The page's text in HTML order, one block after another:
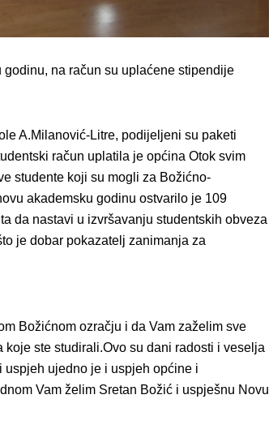
na račun su uplaćene stipendije
A.Milanović-Litre, podijeljeni su paketi
račun uplatila je općina Otok svim
studente koji su mogli za Božićno-
akademsku godinu ostvarilo je 109
da nastavi u izvršavanju studentskih obveza
je dobar pokazatelj zanimanja za
Božićnom ozračju i da Vam zaželim sve
ste studirali.Ovo su dani radosti i veselja
uspjeh ujedno je i uspjeh općine i
Vam želim Sretan Božić i uspješnu Novu